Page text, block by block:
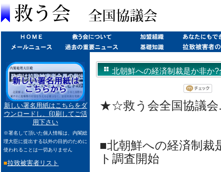
新しい署名用紙はこちらをダ
ウンロードし、印刷してご活
用下さい
※署名して頂いた個人情報は、内閣総
理大臣に提出する以外の目的のために
使われることは一切ありません
■拉致被害者リスト
北朝鮮への経済制裁是か非か
★☆救う会全国協議
■北朝鮮への経済制裁
ト調査開始